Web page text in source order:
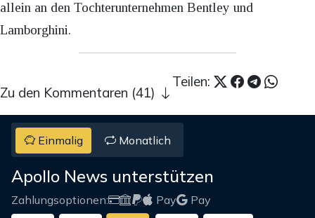
allein an den Tochterunternehmen Bentley und
Lamborghini.
Teilen:
Zu den Kommentaren (41)
Einmalig Monatlich
Apollo News unterstützen
Zahlungsoptionen: Pay
Pay